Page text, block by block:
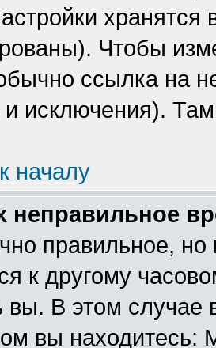
Чтобы
ссылка на
и исключения).
началу
неправильное
правильное,
к другому
вы. В этом
вы